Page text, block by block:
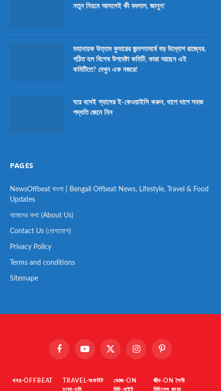
নতুন নিয়মে আসলেই কী বদলাল, জানুন!
মহানায়ক উত্তম কুমারের জন্মশতবর্ষে বড় উদ্যোগ রাজ্যের,
গঠিত হল বিশেষ উপদেষ্টা কমিটি, কারা আছেন এই
কমিটিতে? দেখুন এক নজরে!
ঘরে বসেই গ্যাসের ই-কেওয়াইসি করুন, ধাপে ধাপে সহজ
পদ্ধতি জেনে নিন
PAGES
NewsOffbeat বাংলা | Bengali Offbeat News, Lifestyle, Travel & Food
Updates
আমাদের কথা (About Us)
Contact Us (যোগাযোগ)
Privacy Policy
Terms and conditions
Sitemape
FacebookYouTube X
InstagramPinterest
খবর-OFFBEAT
TRAVEL-অফবিট
চলো-চলি
ভোজ-ON
ফিট-বাইট
জীব-ON শৈলী
ফিটনেস ফান্ডা